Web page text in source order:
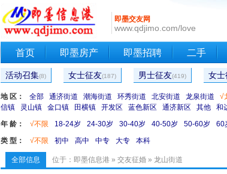
即墨交友网
www.qdjimo.com/love
首页 即墨房产 即墨招聘 二手
活动召集(8) 女士征友(187) 男士征友(419) 女士
地 区： 全部 通济街道 潮海街道 环秀街道 北安街道 龙泉街道 √
信镇
灵山镇 金口镇 田横镇 开发区 蓝色新区 通济新区 其他 和
年 龄：
√不限 18-24岁 24-30岁 30-40岁 40-50岁 50-60岁
60
类 型：
√不限 初中 高中 中专 大专 本科
全部信息 位于： 即墨信息港 » 交友征婚 » 龙山街道